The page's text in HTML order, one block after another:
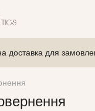
доставка для